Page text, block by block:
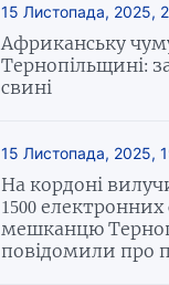
15 Листопада, 2025,
Африканську
Тернопільщині:
свині
15 Листопада, 2025,
На кордоні
1500 електронних
мешканцю
повідомили про